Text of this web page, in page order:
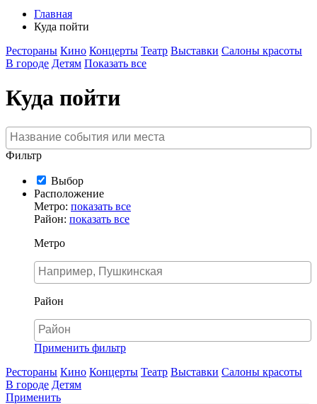
Главная
Куда пойти
Рестораны Кино Концерты Театр Выставки Салоны красоты
В городе Детям Показать все
Куда пойти
Фильтр
Выбор
Расположение
Метро: показать все
Район: показать все
Метро
Район
Применить фильтр
Рестораны Кино Концерты Театр Выставки Салоны красоты
В городе Детям
Применить